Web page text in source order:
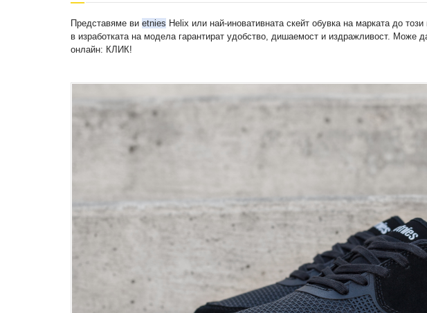
Представяме ви etnies Helix или най-иновативната скейт обувка на марката до
в изработката на модела гарантират удобство, дишаемост и издражливост. Може
онлайн: КЛИК!